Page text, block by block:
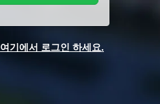
여기에서 로그인 하세요.